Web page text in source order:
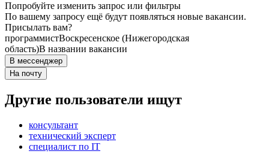
Попробуйте изменить запрос или фильтры
По вашему запросу ещё будут появляться новые вакансии.
Присылать вам?
программистВоскресенское (Нижегородская
область)В названии вакансии
В мессенджер
На почту
Другие пользователи ищут
консультант
технический эксперт
специалист по IT